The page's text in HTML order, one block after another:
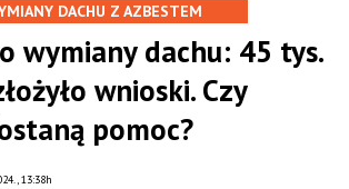
DACHU Z AZBESTEM
wymiany dachu: 45 tys.
wnioski. Czy
pomoc?
13:38h